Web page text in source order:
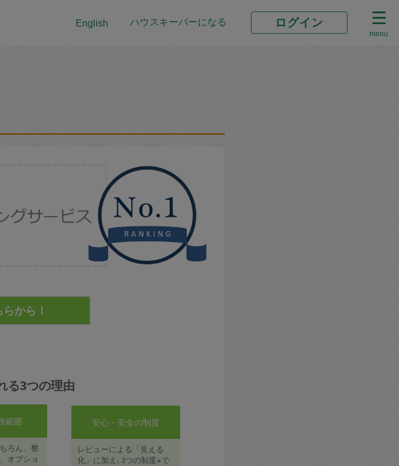
English ハウスキーパーになる ログイン
menu
る3つの理由
範囲
ろん、整
オプショ
安心・安全の制度
レビューによる「見える
化」に加え､3つの制度※で